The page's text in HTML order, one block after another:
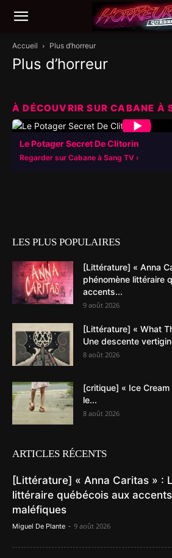
Accueil Plus d’horreur
Plus d’horreur
À DÉCOUVRIR SUR CABANE À
▶
Le Potager Secret De Clitorin
Regarder sur Cabane à Sang TV
LES PLUS POPULAIRES
[Littérature] « Anna
phénomène littéraire
accents...
9 août 2026
[Littérature] « What
Une descente
8 août 2026
[critique] « Ice
le...
8 août 2026
ARTICLES RÉCENTS
[Littérature] « Anna Caritas » :
littéraire québécois aux
maléfiques
Miguel De Plante - 9 août 2026